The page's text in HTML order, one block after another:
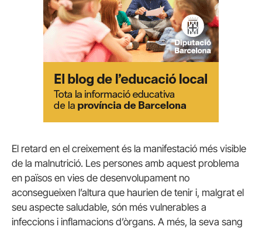
El retard en el creixement és la manifestació més visible
de la malnutrició. Les persones amb aquest problema
en països en vies de desenvolupament no
aconsegueixen l’altura que haurien de tenir i, malgrat el
seu aspecte saludable, són més vulnerables a
infeccions i inflamacions d’òrgans. A més, la seva sang